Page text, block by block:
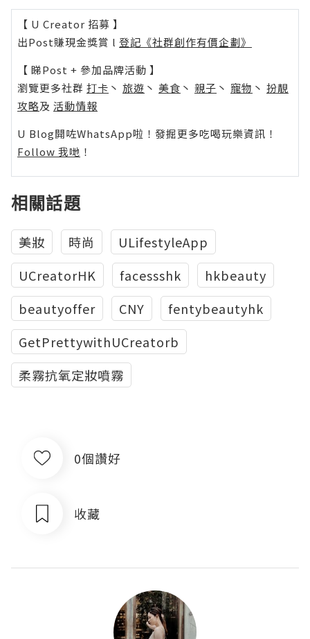
【 U Creator 招募 】
出Post賺現金獎賞 l 登記《社群創作有價企劃》
【 睇Post + 參加品牌活動 】
瀏覽更多社群 打卡 丶 旅遊 丶 美食 丶 親子 丶 寵物 丶 扮靚
攻略及 活動情報
U Blog開咗WhatsApp啦！發掘更多吃喝玩樂資訊！
Follow 我哋 ！
相關話題
美妝 時尚
ULifestyleApp
UCreatorHK
facessshk
hkbeauty
beautyoffer
CNY
fentybeautyhk
GetPrettywithUCreatorb
柔霧抗氧定妝噴霧
0個讚好
收藏